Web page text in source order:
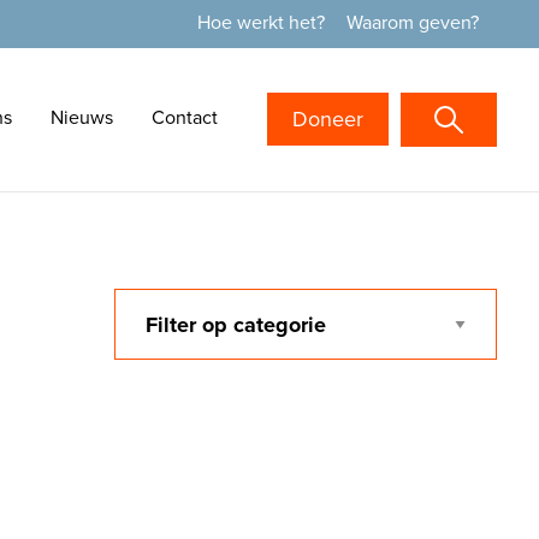
Hoe werkt het? Waarom geven?
Nieuws Contact Doneer